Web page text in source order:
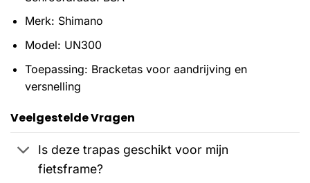
Merk: Shimano
Model: UN300
Toepassing: Bracketas voor aandrijving en
versnelling
Veelgestelde Vragen
Is deze trapas geschikt voor mijn
fietsframe?